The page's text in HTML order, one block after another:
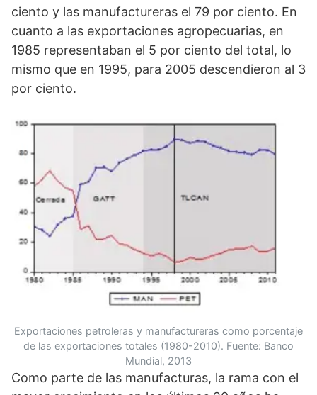
ciento y las manufactureras el 79 por ciento. En
cuanto a las exportaciones agropecuarias, en
1985 representaban el 5 por ciento del total, lo
mismo que en 1995, para 2005 descendieron al 3
por ciento.
Exportaciones petroleras y manufactureras como porcentaje
de las exportaciones totales (1980-2010). Fuente: Banco
Mundial, 2013
Como parte de las manufacturas, la rama con el